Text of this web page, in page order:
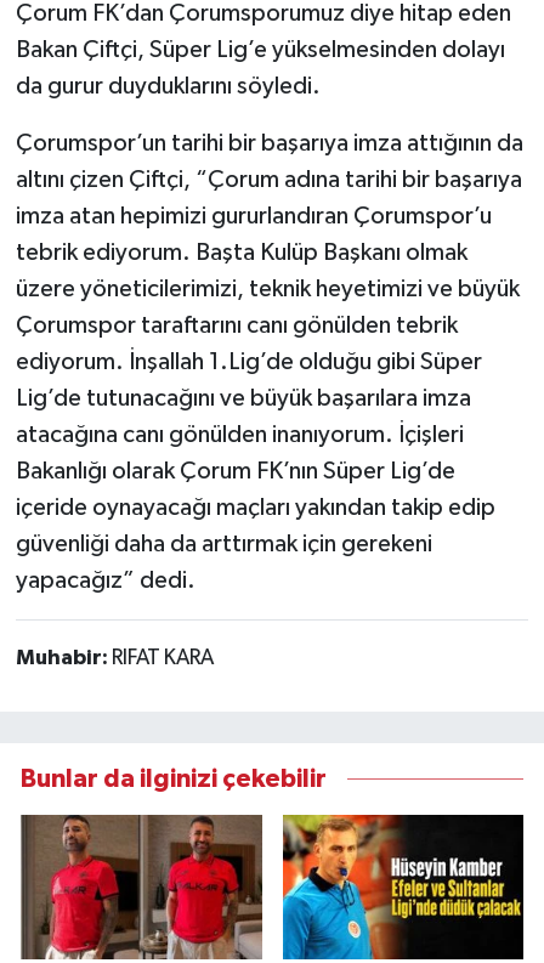
Çorum FK’dan Çorumsporumuz diye hitap eden
Bakan Çiftçi, Süper Lig’e yükselmesinden dolayı
da gurur duyduklarını söyledi.
Çorumspor’un tarihi bir başarıya imza attığının da
altını çizen Çiftçi, “Çorum adına tarihi bir başarıya
imza atan hepimizi gururlandıran Çorumspor’u
tebrik ediyorum. Başta Kulüp Başkanı olmak
üzere yöneticilerimizi, teknik heyetimizi ve büyük
Çorumspor taraftarını canı gönülden tebrik
ediyorum. İnşallah 1.Lig’de olduğu gibi Süper
Lig’de tutunacağını ve büyük başarılara imza
atacağına canı gönülden inanıyorum. İçişleri
Bakanlığı olarak Çorum FK’nın Süper Lig’de
içeride oynayacağı maçları yakından takip edip
güvenliği daha da arttırmak için gerekeni
yapacağız” dedi.
Muhabir: RIFAT KARA
Bunlar da ilginizi çekebilir
Sağlık